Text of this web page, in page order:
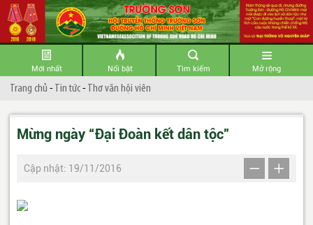
Mới nhất Nổi bật Tìm kiếm Mở rộng
Trang chủ -Tin tức-Thơ văn hội viên
Mừng ngày “Đại Đoàn kết dân tộc”
Cập nhật: 19/11/2016